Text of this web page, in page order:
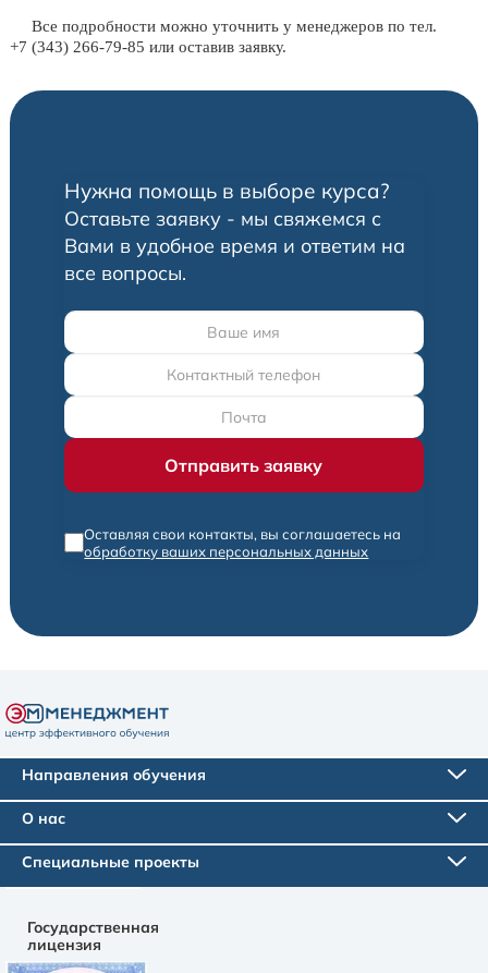
Все подробности можно уточнить у менеджеров по тел.
+7 (343) 266-79-85 или оставив заявку.
Нужна помощь в выборе курса?
Оставьте заявку - мы свяжемся с
Вами в удобное время и ответим на
все вопросы.
Оставляя свои контакты, вы соглашаетесь на
обработку ваших персональных данных
Направления обучения
Государственная
лицензия
О нас
Специальные проекты